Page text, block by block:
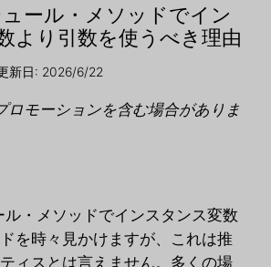
ール・メソッドでイン
より引数を使うべき理由
新日: 2026/6/22
ロモーションを含む場合がありま
ル・メソッドでインスタンス変数
を時々見かけますが、これは推
ィスとは言えません。多くの場